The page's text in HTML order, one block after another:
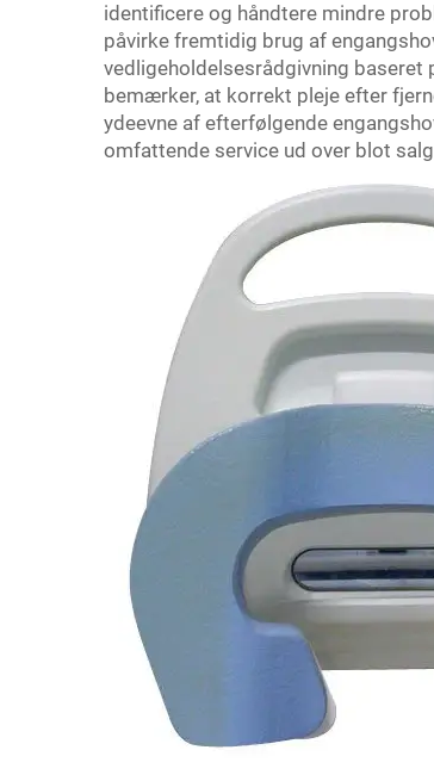
identificere og håndtere mindre
påvirke fremtidig brug af
vedligeholdelsesrådgivning
bemærker, at korrekt pleje efter
ydeevne af efterfølgende
omfattende service ud over blot